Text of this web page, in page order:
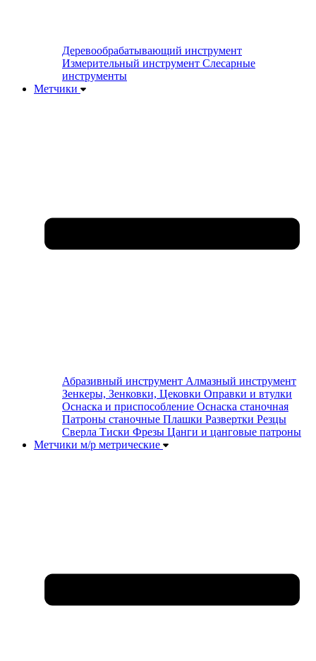
Деревообрабатывающий инструмент
Измерительный инструмент Слесарные
инструменты
Метчики
Абразивный инструмент Алмазный инструмент
Зенкеры, Зенковки, Цековки Оправки и втулки
Оснаска и приспособление Оснаска станочная
Патроны станочные Плашки Развертки Резцы
Сверла Тиски Фрезы Цанги и цанговые патроны
Метчики м/р метрические